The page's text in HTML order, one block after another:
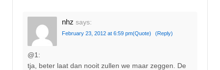
nhz says:
February 23, 2012 at 6:59 pm(Quote) (Reply)
@1:
tja, beter laat dan nooit zullen we maar zeggen. De